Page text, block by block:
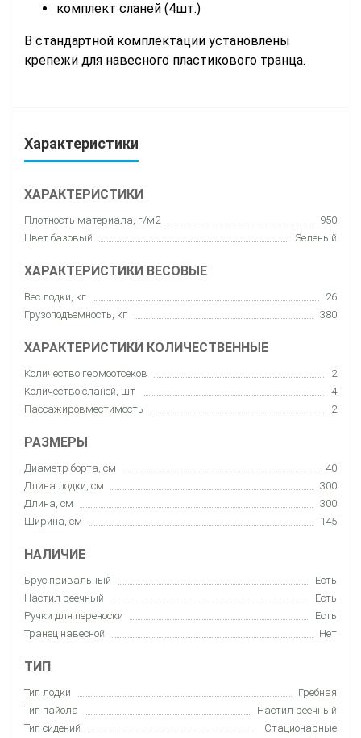
комплект сланей (4шт.)
В стандартной комплектации установлены
крепежи для навесного пластикового транца.
Характеристики
ХАРАКТЕРИСТИКИ
Плотность материала, г/м2
950
Цвет базовый
Зеленый
ХАРАКТЕРИСТИКИ ВЕСОВЫЕ
Вес лодки, кг
26
Грузоподъемность, кг
380
ХАРАКТЕРИСТИКИ КОЛИЧЕСТВЕННЫЕ
Количество гермоотсеков
2
Количество сланей, шт
4
Пассажировместимость
2
РАЗМЕРЫ
Диаметр борта, см
40
Длина лодки, см
300
Длина, см
300
Ширина, см
145
НАЛИЧИЕ
Брус привальный
Есть
Настил реечный
Есть
Ручки для переноски
Есть
Транец навесной
Нет
ТИП
Тип лодки
Гребная
Тип пайола
Настил реечный
Тип сидений
Стационарные